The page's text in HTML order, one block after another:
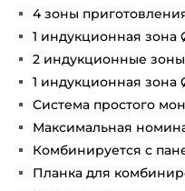
4 зоны
1 индукционная зона
2 индукционные
1 индукционная зона
Система простого
Максимальная
Комбинируется с
Планка для